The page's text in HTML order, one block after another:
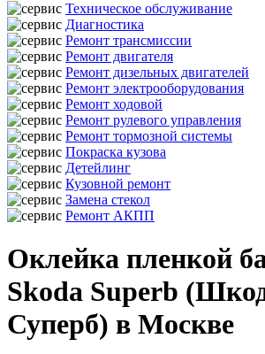
Техническое обслуживание
Диагностика
Ремонт трансмиссии
Ремонт двигателя
Ремонт дизельных двигателей
Ремонт электрооборудования
Ремонт ходовой
Ремонт рулевого управления
Ремонт тормозной системы
Покраска кузова
Детейлинг
Кузовной ремонт
Замена стекол
Ремонт АКПП
Оклейка пленкой
Skoda Superb
Суперб) в Москве